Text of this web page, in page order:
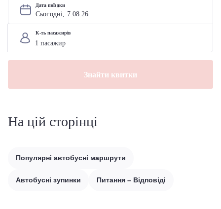
Дата поїздки
Сьогодні, 7.08.26
К-ть пасажирів
Знайти квитки
На цій сторінці
Популярні автобусні маршрути
Автобусні зупинки Питання – Відповіді